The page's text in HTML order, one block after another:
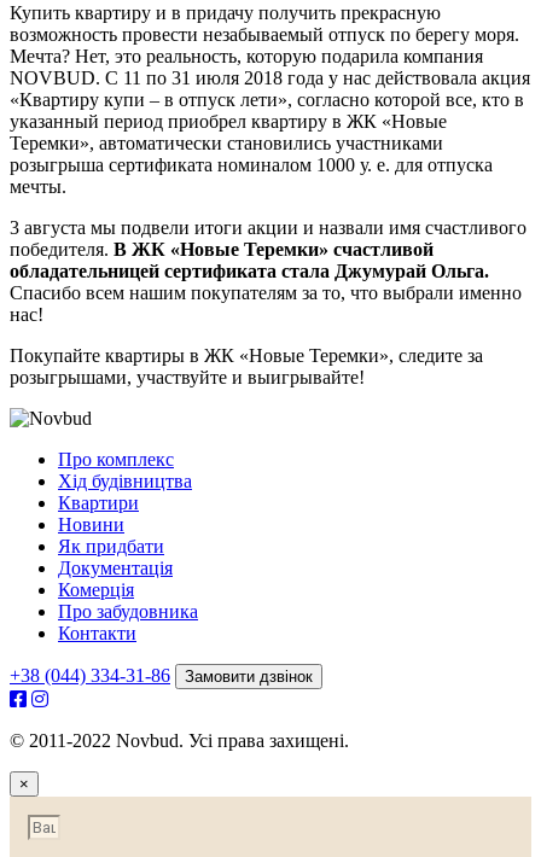
Купить квартиру и в придачу получить прекрасную
возможность провести незабываемый отпуск по берегу моря.
Мечта? Нет, это реальность, которую подарила компания
NOVBUD. С 11 по 31 июля 2018 года у нас действовала акция
«Квартиру купи – в отпуск лети», согласно которой все, кто в
указанный период приобрел квартиру в ЖК «Новые
Теремки», автоматически становились участниками
розыгрыша сертификата номиналом 1000 у. е. для отпуска
мечты.
3 августа мы подвели итоги акции и назвали имя счастливого
победителя. В ЖК «Новые Теремки» счастливой
обладательницей сертификата стала Джумурай Ольга.
Спасибо всем нашим покупателям за то, что выбрали именно
нас!
Покупайте квартиры в ЖК «Новые Теремки», следите за
розыгрышами, участвуйте и выигрывайте!
Про комплекс
Хід будівництва
Квартири
Новини
Як придбати
Документація
Комерція
Про забудовника
Контакти
+38 (044) 334-31-86 Замовити дзвінок
© 2011-2022 Novbud. Усі права захищені.
×